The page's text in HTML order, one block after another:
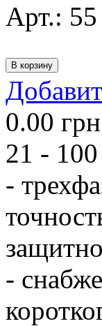
Арт.: 55
0.00 грн
21 -
-
-